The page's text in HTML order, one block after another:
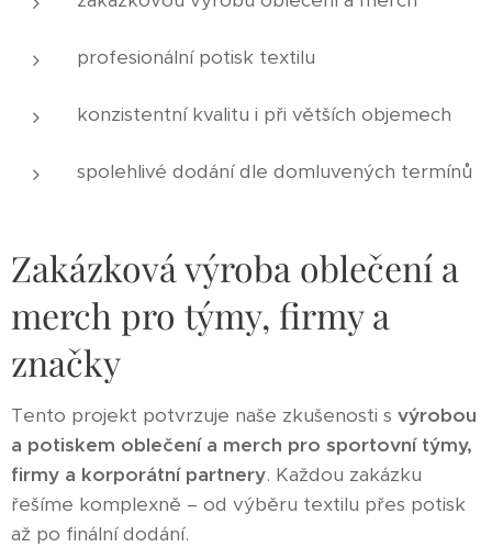
profesionální potisk textilu
konzistentní kvalitu i při větších objemech
spolehlivé dodání dle domluvených termínů
Zakázková výroba oblečení a
merch pro týmy, firmy a
značky
Tento projekt potvrzuje naše zkušenosti s výrobou
a potiskem oblečení a merch pro sportovní týmy,
firmy a korporátní partnery. Každou zakázku
řešíme komplexně – od výběru textilu přes potisk
až po finální dodání.